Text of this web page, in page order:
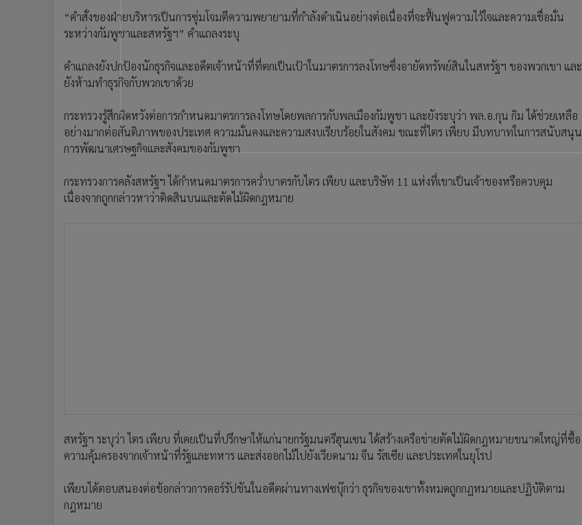
Gotomanager
“คำสั่งของฝ่ายบริหารเป็นการซุ่มโจมตีความพยายามที่กำลังดำเนินอย่างต่อเนื่องที่จะฟื้นฟูความไว้ใจและความเชื่อมั่น
ระหว่างกัมพูชาและสหรัฐฯ” คำแถลงระบุ
คำแถลงยังปกป้องนักธุรกิจและอดีตเจ้าหน้าที่ที่ตกเป็นเป้าในมาตรการลงโทษซึ่งอายัดทรัพย์สินในสหรัฐฯ ของพวกเขา และ
ยังห้ามทำธุรกิจกับพวกเขาด้วย
กระทรวงรู้สึกผิดหวังต่อการกำหนดมาตรการลงโทษโดยพลการกับพลเมืองกัมพูชา และยังระบุว่า พล.อ.กุน กิม ได้ช่วยเหลือ
อย่างมากต่อสันติภาพของประเทศ ความมั่นคงและความสงบเรียบร้อยในสังคม ขณะที่ไตร เพียบ มีบทบาทในการสนับสนุน
การพัฒนาเศรษฐกิจและสังคมของกัมพูชา
กระทรวงการคลังสหรัฐฯ ได้กำหนดมาตรการคว่ำบาตรกับไตร เพียบ และบริษัท 11 แห่งที่เขาเป็นเจ้าของหรือควบคุม
เนื่องจากถูกกล่าวหาว่าติดสินบนและตัดไม้ผิดกฎหมาย
สหรัฐฯ ระบุว่า ไตร เพียบ ที่เคยเป็นที่ปรึกษาให้แก่นายกรัฐมนตรีฮุนเซน ได้สร้างเครือข่ายตัดไม้ผิดกฎหมายขนาดใหญ่ที่ซื้อ
ความคุ้มครองจากเจ้าหน้าที่รัฐและทหาร และส่งออกไม้ไปยังเวียดนาม จีน รัสเซีย และประเทศในยุโรป
เพียบได้ตอบสนองต่อข้อกล่าวการคอร์รัปชันในอดีตผ่านทางเฟซบุ๊กว่า ธุรกิจของเขาทั้งหมดถูกกฎหมายและปฏิบัติตาม
กฎหมาย